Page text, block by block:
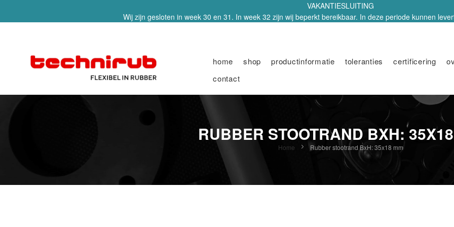
VAKANTIESLUITING
Wij zijn gesloten in week 30 en 31. In week 32 zijn wij beperkt bereikbaar. In deze periode kunnen
home shop productinformatie toleranties certificering
contact
RUBBER STOOTRAND BXH:
Home Rubber stootrand BxH: 35x18 mm